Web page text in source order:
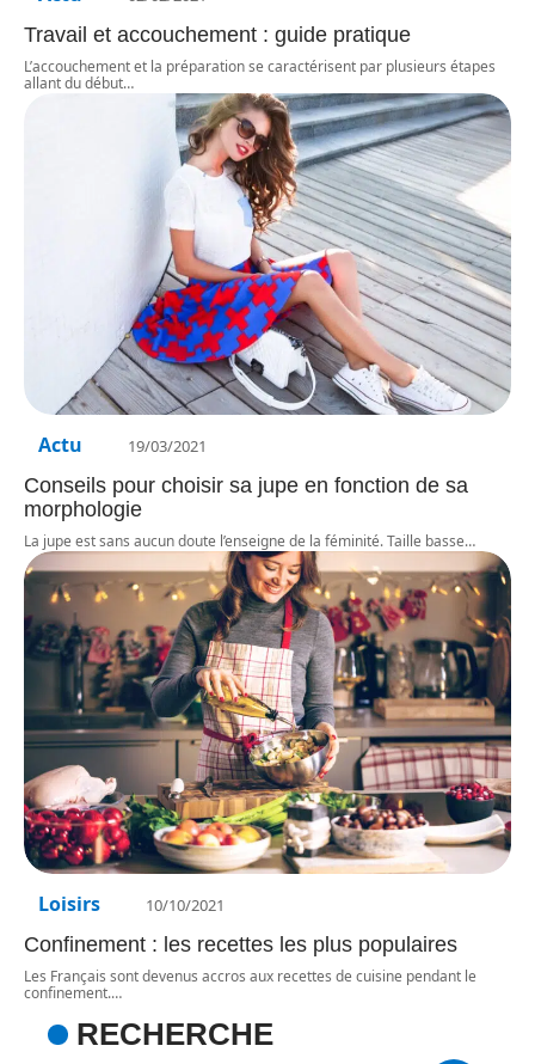
Travail et accouchement : guide pratique
L’accouchement et la préparation se caractérisent par plusieurs étapes
allant du début…
Actu 19/03/2021
Conseils pour choisir sa jupe en fonction de sa
morphologie
La jupe est sans aucun doute l’enseigne de la féminité. Taille basse…
Loisirs 10/10/2021
Confinement : les recettes les plus populaires
Les Français sont devenus accros aux recettes de cuisine pendant le
confinement.…
RECHERCHE